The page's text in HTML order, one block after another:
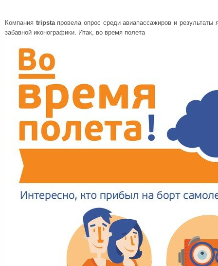
Компания tripstaпровела опрос среди авиапассажиров и результаты
забавной иконографики. Итак, во время полета